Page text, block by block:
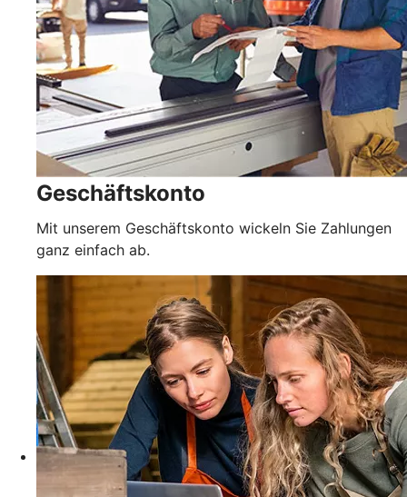
Geschäftskonto
Mit unserem Geschäftskonto wickeln Sie Zahlungen
ganz einfach ab.